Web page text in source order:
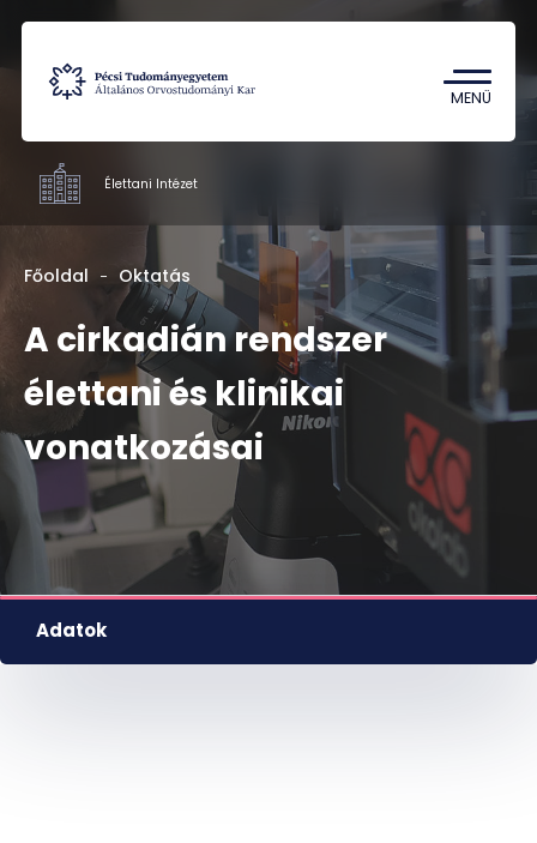
MENÜ
Tantárgykereső
Campus térkép
Intézetek
Oktatás
Kutatás
Munkatársak
Rólunk
Kapcsolat
Nyelv EN DE
Élettani Intézet
Főoldal Oktatás
A cirkadián rendszer
élettani és klinikai
vonatkozásai
Adatok